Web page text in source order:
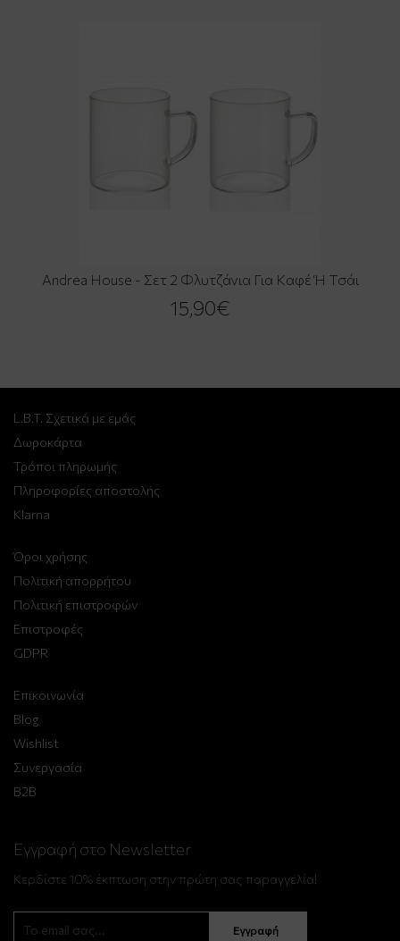
Andrea House - Σετ 2 Φλυτζάνια Για Καφέ Ή Τσάι
15,90€
L.B.T. Σχετικά με εμάς
Δωροκάρτα
Τρόποι πληρωμής
Πληροφορίες αποστολής
Klarna
Όροι χρήσης
Πολιτική απορρήτου
Πολιτική επιστροφών
Επιστροφές
GDPR
Επικοινωνία
Blog
Wishlist
Συνεργασία
B2B
Εγγραφή στο Newsletter
Κερδίστε 10% έκπτωση στην πρώτη σας παραγγελία!
Εγγραφή